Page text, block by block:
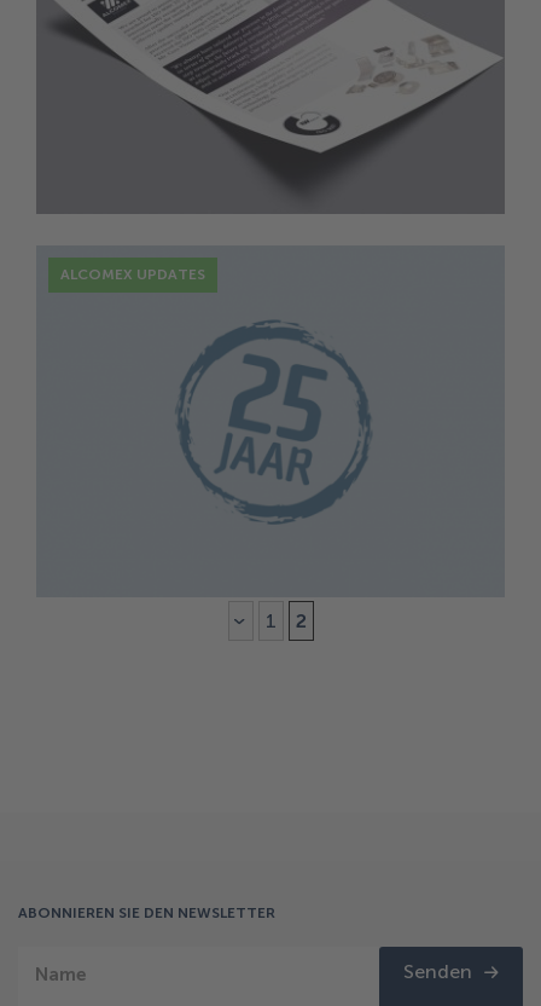
Alcomex QMS Manager Ulrike Küster
erhält das ISO 9001 TÜV Zertifikat
ALCOMEX UPDATES
25 JAHRE ALCOMEX
« 1 2
ABONNIEREN SIE DEN NEWSLETTER
Name Senden